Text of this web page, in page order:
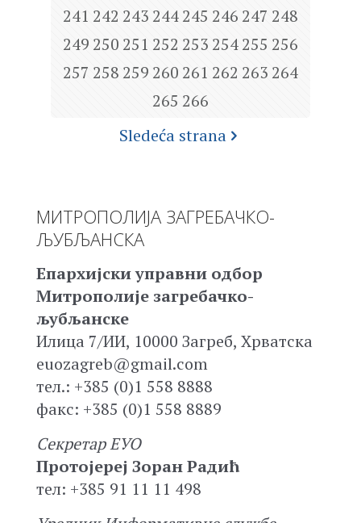
241 242 243 244245 246 247 248
249 250 251 252 253 254255 256
257 258 259 260 261 262 263 264
265 266
Sledeća strana
МИТРОПОЛИЈА ЗАГРЕБАЧКО-
ЉУБЉАНСКА
Епархијски управни одбор
Митрополије загребачко-
љубљанске
Илица 7/ИИ, 10000 Загреб, Хрватска
euozagreb@gmail.com
тел.: +385 (0)1 558 8888
факс: +385 (0)1 558 8889
Секретар ЕУО
Протојереј Зоран Радић
тел: +385 91 11 11 498